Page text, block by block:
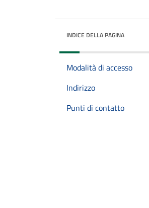
INDICE DELLA PAGINA
Modalità di accesso
Indirizzo
Punti di contatto